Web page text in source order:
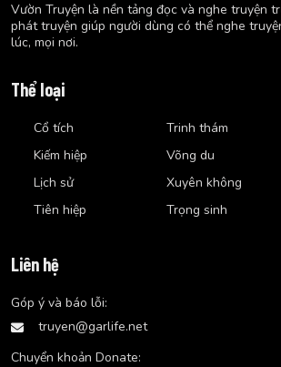
Vườn Truyện là nền tảng đọc và nghe truyện
phát truyện giúp người dùng có thể nghe
lúc, mọi nơi.
Thể loại
Cổ tích
Kiếm hiệp
Lịch sử
Tiên hiệp
Trinh thám
Võng du
Xuyên không
Trọng sinh
Liên hệ
Góp ý và báo lỗi:
truyen@garlife.net
Chuyển khoản Donate: